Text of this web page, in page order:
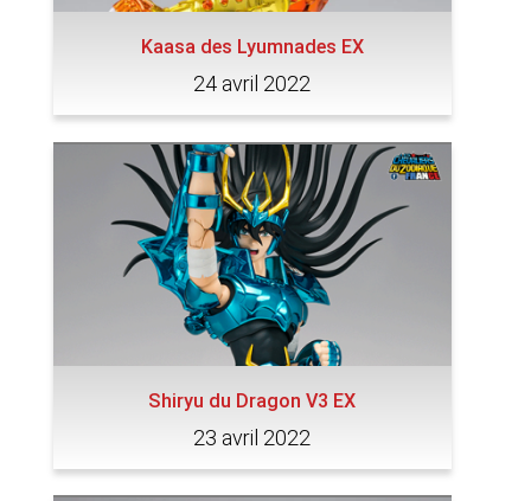
Kaasa des Lyumnades EX
24 avril 2022
Shiryu du Dragon V3 EX
23 avril 2022